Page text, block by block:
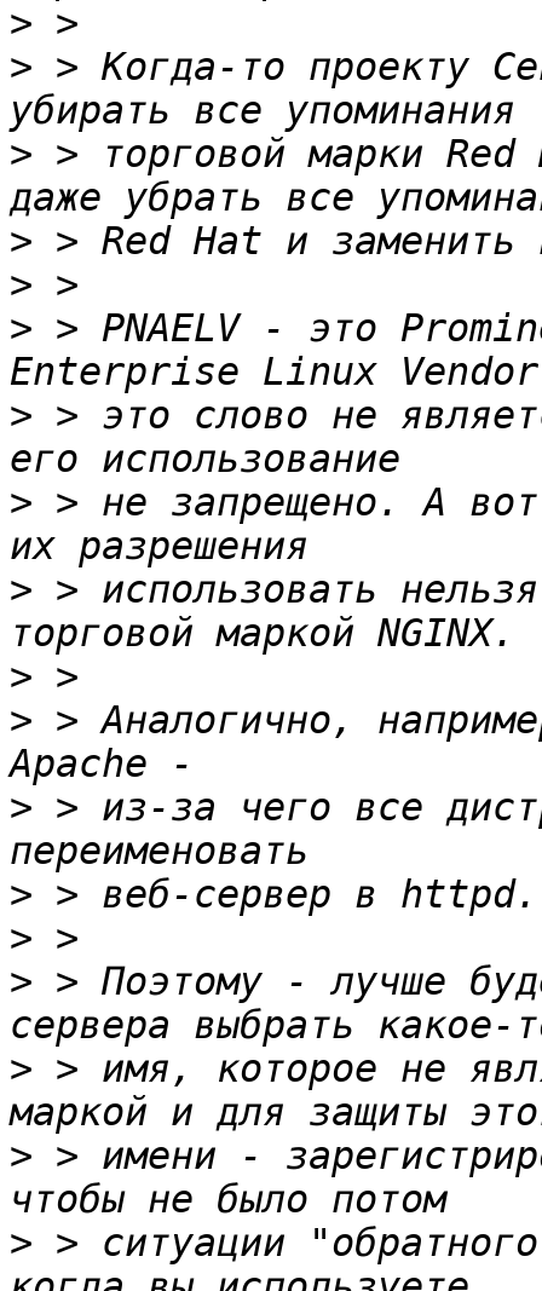
>
> > Когда-то проекту
> > торговой марки
>
>
> > PNAELV - это
> > это слово не
> > не запрещено. А
> > использовать
>
> > Аналогично,
> > из-за чего все
>
>
> > Поэтому - лучше
> > имя, которое не
> > имени -
> > ситуации